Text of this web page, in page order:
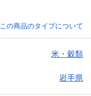
この商品のタイプについて
米・穀類
岩手県